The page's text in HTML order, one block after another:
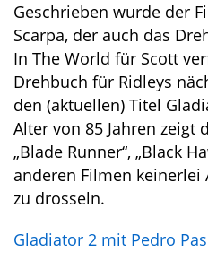
Geschrieben wurde der
Scarpa, der auch das
In The World für Scott
Drehbuch für Ridleys
den (aktuellen) Titel
Alter von 85 Jahren zeigt
„Blade Runner“, „Black
anderen Filmen keinerlei
zu drosseln.
Gladiator 2 mit Pedro